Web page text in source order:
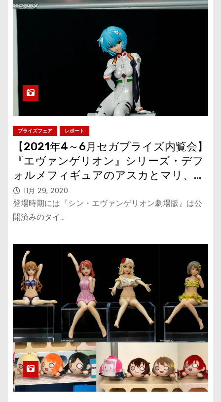
プライズフェア レポート
【2021年4～6月セガプライズ内覧会】
『エヴァンゲリオン』シリーズ・デフ
ォルメフィギュアのアスカとマリ、綾
波レイの名作フィギュアも再登場！
11月 29, 2020
登場時期には『シン・エヴァンゲリオン劇場版』は公
開済みのタイ…